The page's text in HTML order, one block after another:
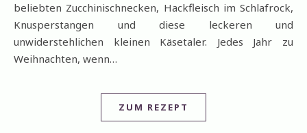
beliebten Zucchinischnecken, Hackfleisch im Schlafrock,
Knusperstangen und diese leckeren und
unwiderstehlichen kleinen Käsetaler. Jedes Jahr zu
Weihnachten, wenn…
ZUM REZEPT